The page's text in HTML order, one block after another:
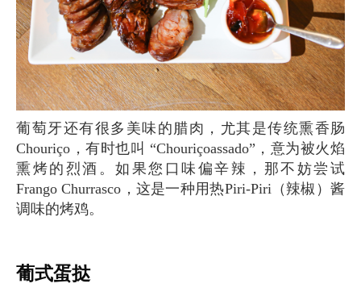
葡萄牙还有很多美味的腊肉，尤其是传统熏香肠
Chouriço，有时也叫 “Chouriçoassado”，意为被火焰
熏烤的烈酒。如果您口味偏辛辣，那不妨尝试
Frango Churrasco，这是一种用热Piri-Piri（辣椒）酱
调味的烤鸡。
葡式蛋挞